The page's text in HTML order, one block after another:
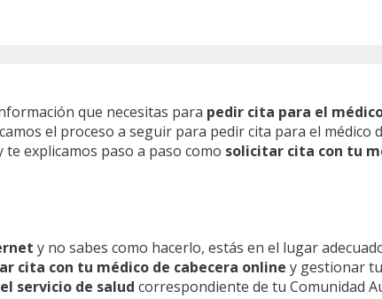
que necesitas para pedir cita para el
el proceso a seguir para pedir cita para el
explicamos paso a paso como solicitar cita con tu
y no sabes como hacerlo, estás en el lugar
cita con tu médico de cabecera online y gestionar
servicio de salud correspondiente de tu Comunidad